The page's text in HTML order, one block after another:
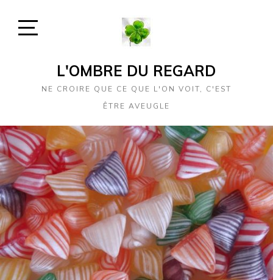
SidebarL'OMBRE DU REGARD
NE CROIRE QUE CE QUE L'ON VOIT, C'EST
ÊTRE AVEUGLE